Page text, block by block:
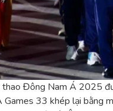
Đông Nam Á 2025
Games 33 khép lại bằng